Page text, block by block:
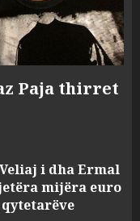
Paja thirret
i dha Ermal
mijëra euro